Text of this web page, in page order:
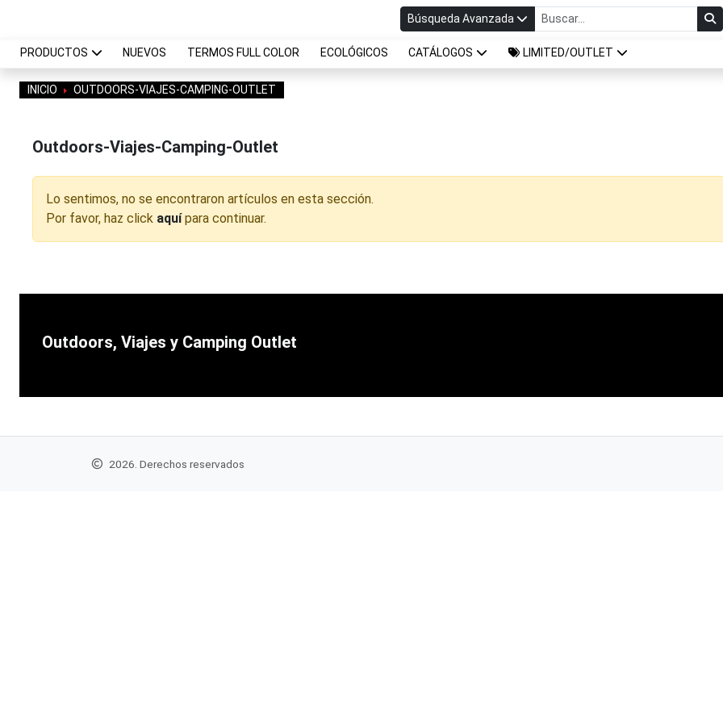
Búsqueda Avanzada
PRODUCTOS NUEVOS TERMOS FULL COLOR ECOLÓGICOS CATÁLOGOS LIMITED/OUTLET
INICIO OUTDOORS-VIAJES-CAMPING-OUTLET
Outdoors-Viajes-Camping-Outlet
Lo sentimos, no se encontraron artículos en esta sección.
Por favor, haz click aquípara continuar.
Outdoors, Viajes y Camping Outlet
2026. Derechos reservados